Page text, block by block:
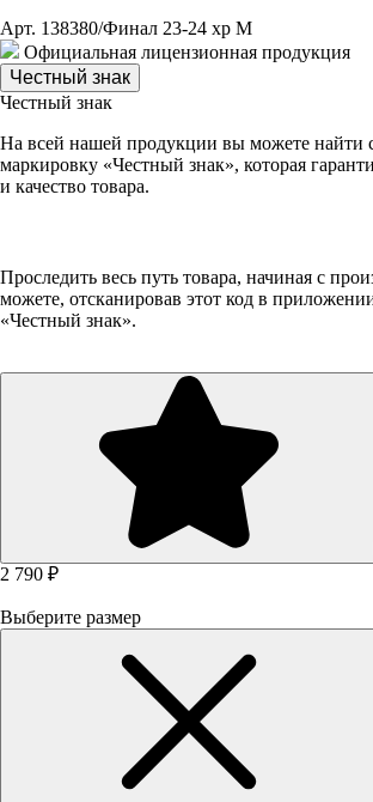
Арт. 138380/Финал 23-24 хр М
Официальная лицензионная продукция
Честный знак
Честный знак
На всей нашей продукции вы можете найти
маркировку «Честный знак», которая
и качество товара.
Проследить весь путь товара, начиная с
можете, отсканировав этот код в
«Честный знак».
2 790 ₽
Выберите размер